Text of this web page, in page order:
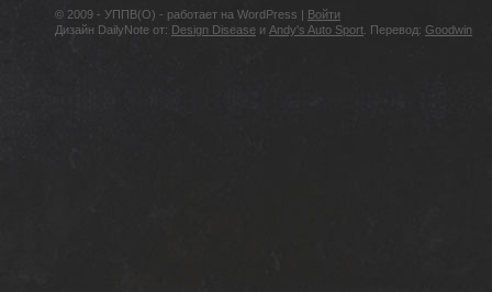
© 2009 - УППВ(О) - работает на WordPress | Войти
Дизайн DailyNote от: Design Disease и Andy's Auto Sport . Перевод: Goodwin